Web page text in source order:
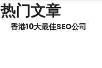
热门文章
香港10大最佳SEO公司